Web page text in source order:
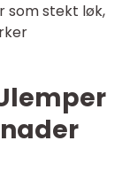
som stekt løk,